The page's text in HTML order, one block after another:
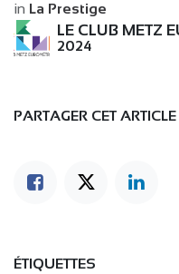
in La Prestige
LE CLUB METZ
2024
PARTAGER CET ARTICLE
ÉTIQUETTES